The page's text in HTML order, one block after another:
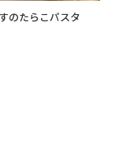
のたらこパスタ